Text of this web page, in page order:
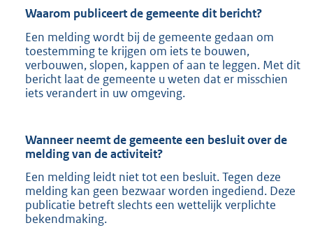
Waarom publiceert de gemeente dit bericht?
Een melding wordt bij de gemeente gedaan om
toestemming te krijgen om iets te bouwen,
verbouwen, slopen, kappen of aan te leggen. Met dit
bericht laat de gemeente u weten dat er misschien
iets verandert in uw omgeving.
Wanneer neemt de gemeente een besluit over de
melding van de activiteit?
Een melding leidt niet tot een besluit. Tegen deze
melding kan geen bezwaar worden ingediend. Deze
publicatie betreft slechts een wettelijk verplichte
bekendmaking.